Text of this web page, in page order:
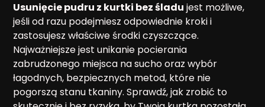
Usunięcie pudru z kurtki bez śladu jest możliwe,
jeśli od razu podejmiesz odpowiednie kroki i
zastosujesz właściwe środki czyszczące.
Najważniejsze jest unikanie pocierania
zabrudzonego miejsca na sucho oraz wybór
łagodnych, bezpiecznych metod, które nie
pogorszą stanu tkaniny. Sprawdź, jak zrobić to